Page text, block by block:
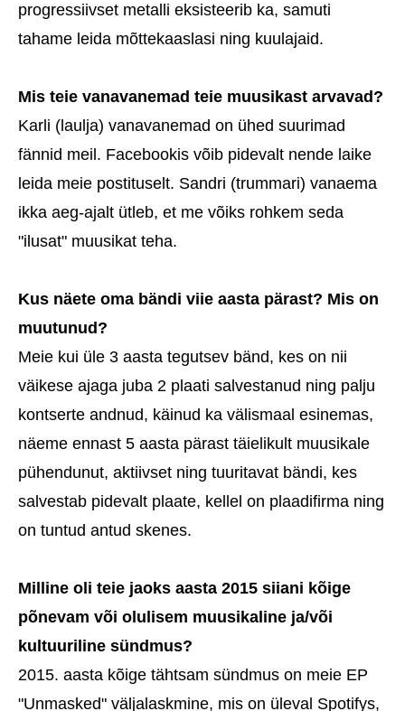
progressiivset metalli eksisteerib ka, samuti
tahame leida mõttekaaslasi ning kuulajaid.
Mis teie vanavanemad teie muusikast arvavad?
Karli (laulja) vanavanemad on ühed suurimad
fännid meil. Facebookis võib pidevalt nende laike
leida meie postituselt. Sandri (trummari) vanaema
ikka aeg-ajalt ütleb, et me võiks rohkem seda
"ilusat" muusikat teha.
Kus näete oma bändi viie aasta pärast? Mis on
muutunud?
Meie kui üle 3 aasta tegutsev bänd, kes on nii
väikese ajaga juba 2 plaati salvestanud ning palju
kontserte andnud, käinud ka välismaal esinemas,
näeme ennast 5 aasta pärast täielikult muusikale
pühendunut, aktiivset ning tuuritavat bändi, kes
salvestab pidevalt plaate, kellel on plaadifirma ning
on tuntud antud skenes.
Milline oli teie jaoks aasta 2015 siiani kõige
põnevam või olulisem muusikaline ja/või
kultuuriline sündmus?
2015. aasta kõige tähtsam sündmus on meie EP
"Unmasked" väljalaskmine, mis on üleval Spotifys,